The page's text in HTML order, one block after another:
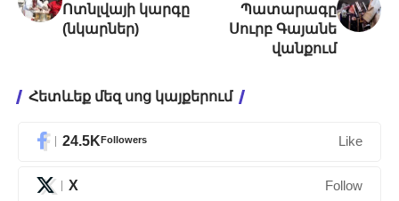
Ոտնլվայի կարգը
(նկարներ)
Պատարագը
Սուրբ Գայանե
վանքում
Հետևեք մեզ սոց կայքերում
24.5KFollowers Like
X Follow